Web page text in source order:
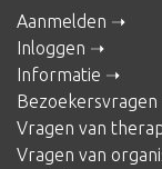
Aanmelden
Inloggen
Informatie
Bezoekersvragen
Vragen van
Vragen van